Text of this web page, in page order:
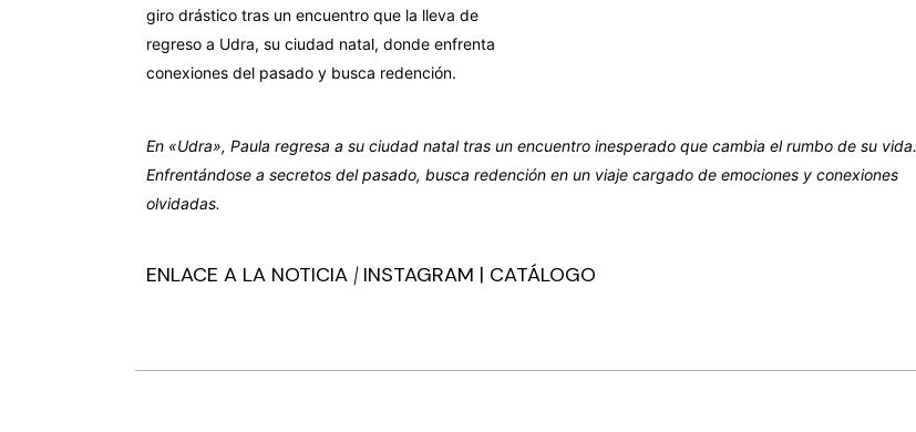
giro drástico tras un encuentro que la lleva de
regreso a Udra, su ciudad natal, donde enfrenta
conexiones del pasado y busca redención.
En «Udra», Paula regresa a su ciudad natal tras un encuentro inesperado que cambia el rumbo de su vida.
Enfrentándose a secretos del pasado, busca redención en un viaje cargado de emociones y conexiones
olvidadas.
ENLACE A LA NOTICIA | INSTAGRAM | CATÁLOGO